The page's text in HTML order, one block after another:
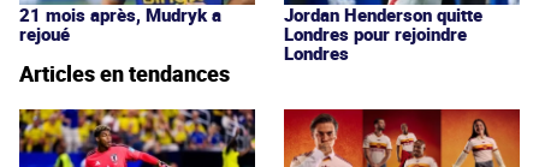
21 mois après, Mudryk a
rejoué
Jordan Henderson quitte
Londres pour rejoindre
Londres
Articles en tendances